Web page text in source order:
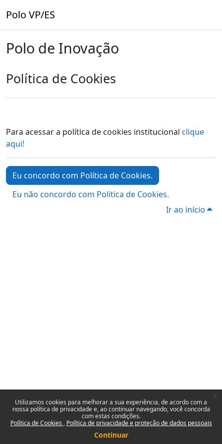
Utilizamos cookies para melhorar a sua experiência, de acordo com a
nossa política de privacidade e, ao continuar navegando, você concorda
com estas condições.
Política de Cookies
Política de privacidade e proteção de dados pessoais
Continuar
Polo VP/ES
Polo de Inovação
Política de Cookies
Para acessar a política de cookies institucional clique
aqui!
Eu concordo com Política de Cookies.
Eu não concordo com Política de Cookies.
Ir ao início